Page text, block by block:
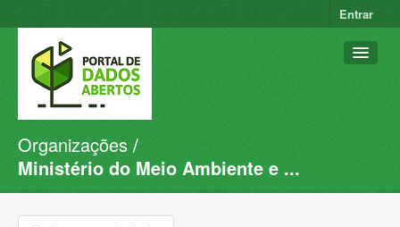
Entrar
Conjuntos de dados
Organizações
Organizações
Ministério do Meio Ambiente e ...